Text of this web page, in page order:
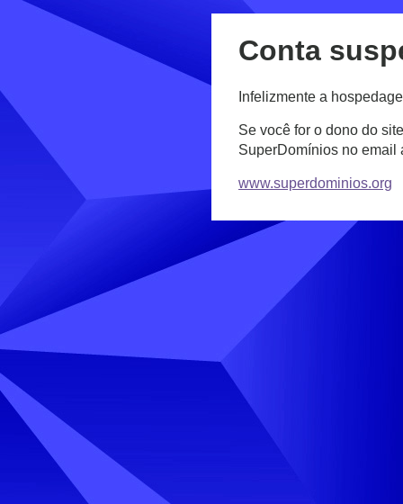
Conta
Infelizmente a
Se você for o dono do
SuperDomínios no email
www.superdominios.org